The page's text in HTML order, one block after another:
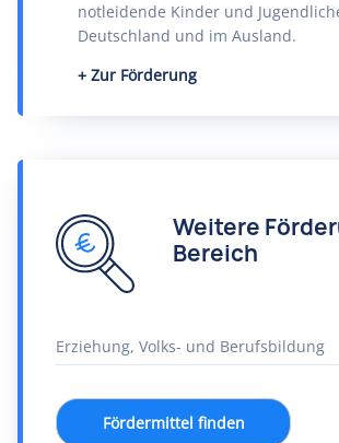
notleidende Kinder und
Deutschland und im Ausland.
Zur Förderung
Weitere
Bereich
Fördermittel finden